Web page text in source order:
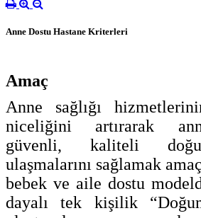
Anne Dostu Hastane Kriterleri
Amaç
Anne sağlığı
niceliğini artırarak
güvenli, kaliteli
ulaşmalarını sağlamak
bebek ve aile dostu
dayalı tek kişilik